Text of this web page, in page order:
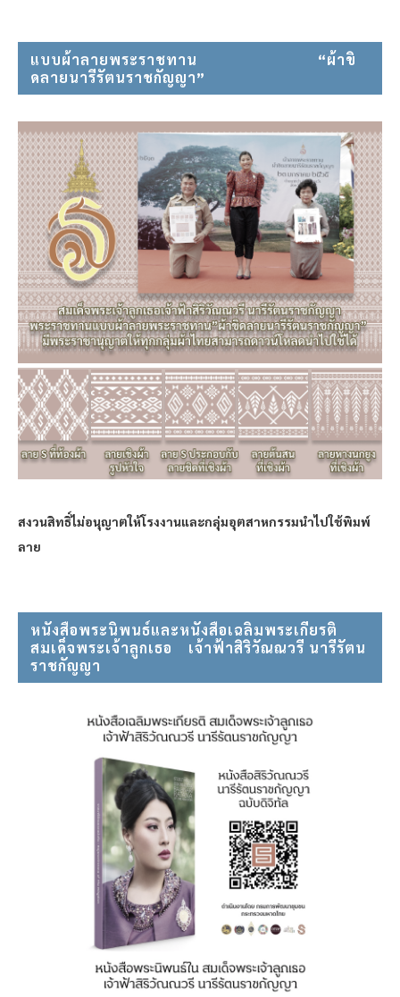
แบบผ้าลายพระราชทาน⠀⠀⠀⠀⠀⠀⠀⠀⠀⠀ “ผ้าขิ
ดลายนารีรัตนราชกัญญา”
สงวนสิทธิ์ไม่อนุญาตให้โรงงานและกลุ่มอุตสาหกรรมนำไปใช้พิมพ์
ลาย
หนังสือพระนิพนธ์และหนังสือเฉลิมพระเกียรติ
สมเด็จพระเจ้าลูกเธอ⠀ เจ้าฟ้าสิริวัณณวรี นารีรัตน
ราชกัญญา